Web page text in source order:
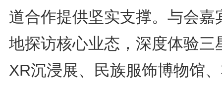
道合作提供坚实支撑。与会嘉
地探访核心业态，深度体验三
XR沉浸展、民族服饰博物馆